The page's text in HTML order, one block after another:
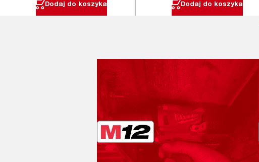
Dodaj do koszyka Dodaj do koszyka